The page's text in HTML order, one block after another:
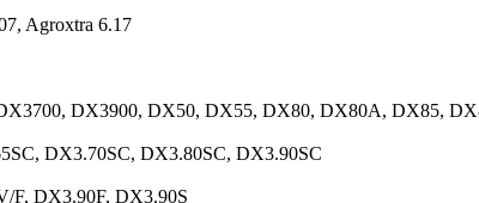
Agroxtra 6.17
DX3900, DX50, DX55, DX80, DX80A, DX85,
DX3.70SC, DX3.80SC, DX3.90SC
F, DX3.90F, DX3.90S